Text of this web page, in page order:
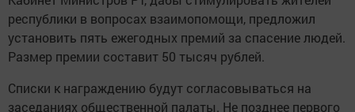
республики в вопросах взаимопомощи, предложил
установить пять ежегодных премий за спасение людей.
Размер премии составит 50 тысяч рублей.
Списки к награждению будут согласовываться на
заседаниях общественной палаты. Не позднее первого